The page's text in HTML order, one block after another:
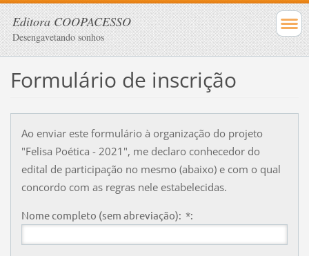
Editora COOPACESSO
Desengavetando sonhos
Formulário de inscrição
Ao enviar este formulário à organização do projeto
"Felisa Poética - 2021", me declaro conhecedor do
edital de participação no mesmo (abaixo) e com o qual
concordo com as regras nele estabelecidas.
Nome completo (sem abreviação): *: